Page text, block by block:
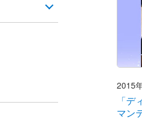
2015
「
マン